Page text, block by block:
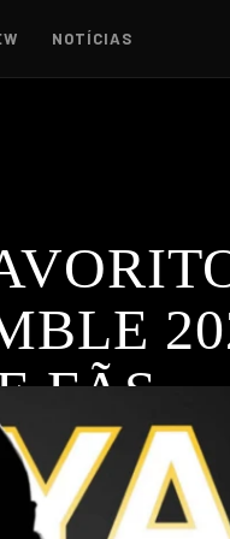
NOTÍCIAS
FÃS
de não estar